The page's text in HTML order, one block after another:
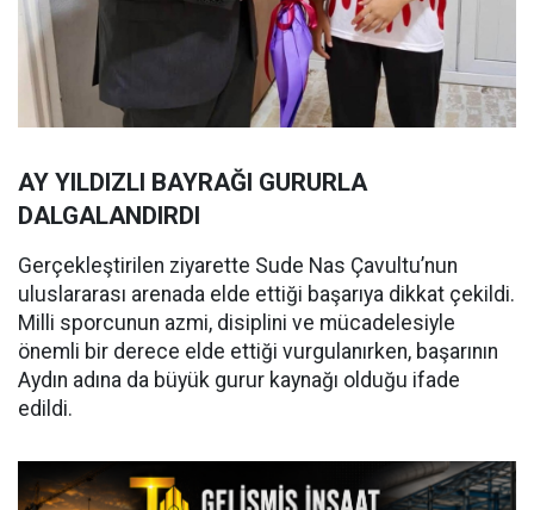
AY YILDIZLI BAYRAĞI GURURLA
DALGALANDIRDI
Gerçekleştirilen ziyarette Sude Nas Çavultu’nun
uluslararası arenada elde ettiği başarıya dikkat çekildi.
Milli sporcunun azmi, disiplini ve mücadelesiyle
önemli bir derece elde ettiği vurgulanırken, başarının
Aydın adına da büyük gurur kaynağı olduğu ifade
edildi.